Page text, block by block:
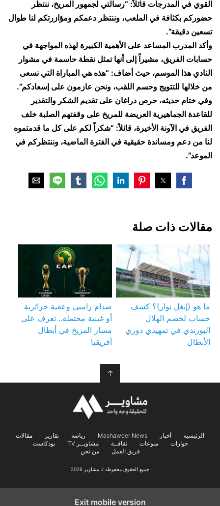
القوي في المدرجات قائلاً: “رسالتي لجمهور المريخ، ننتظر
حضوركم بكثافة في الملعب، وننتظر دعمكم ومؤازرتكم لنا طوال
تسعين دقيقة”.
وأكد المدرب المساعد على الأهمية الكبيرة لهذه المواجهة في
حسابات الفريق، مشيراً إلى أنها تمثل نقطة حاسمة في مشوار
النادي هذا الموسم، حيث أضاف: “هذه هي المباراة التي نسعى
من خلالها للتتويج وحسم اللقب، ونحن عازمون على إسعادكم”.
وفي ختام حديثه، حرص دراغان على تقديم الشكر والتقدير
للقاعدة الجماهيرية العريضة للمريخ على وقفتهم الصلبة خلف
الفريق في الآونة الأخيرة، قائلاً: “شكراً لكم على كل ما قدمتموه
لنا من دعم ومساندة حقيقية في الفترة الماضية، وننتظركم في
الموعد”.
مقالات ذات صلة
ما هو (إيغل نوار)؟ كشف
حساب لخصم الهلال
البورندي في تمهيدي دوري
الأبطال
صدام زامبي وعقبة جزائرية
أو غينية محتملة.. تعرف على
مسار المريخ في أبطال
أفريقيا
↑
الرئيسية أخبار Mashaweer News رياضة تقارير
مقالات
حوارات
منوعات ثقافــة مشاويــر TV
بودكاست
فريق العمل
من نحن
جميع الحقوق محفوظة لـ مشاوير 2026
Exit mobile version